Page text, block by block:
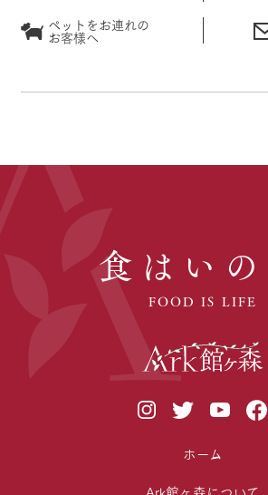
ペットをお連れの
お客様へ
食はいの
FOOD IS LIFE
ホーム